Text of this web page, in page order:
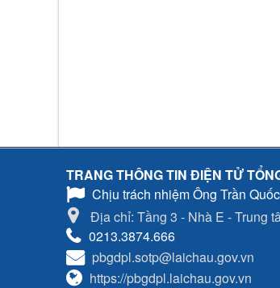
TRANG THÔNG TIN ĐIỆN TỬ
Chịu trách nhiệmÔng Trần
Địa chỉ: Tầng 3 - Nhà E - Trung
0213.3874.666
pbgdpl.sotp@laichau.gov.vn
https://pbgdpl.laichau.gov.vn